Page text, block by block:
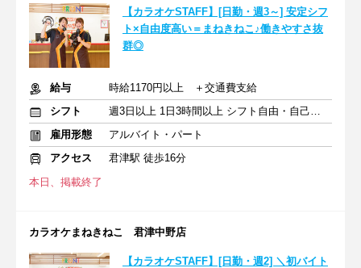
【カラオケSTAFF】[日勤・週3～] 安定シフ
ト×自由度高い＝まねきねこ♪働きやすさ抜
群◎
給与
時給1170円以上 ＋交通費支給
シフト
週3日以上 1日3時間以上 シフト自由・自己申告
雇用形態
アルバイト・パート
アクセス
君津駅 徒歩16分
本日、掲載終了
カラオケまねきねこ 君津中野店
【カラオケSTAFF】[日勤・週2] ＼初バイト